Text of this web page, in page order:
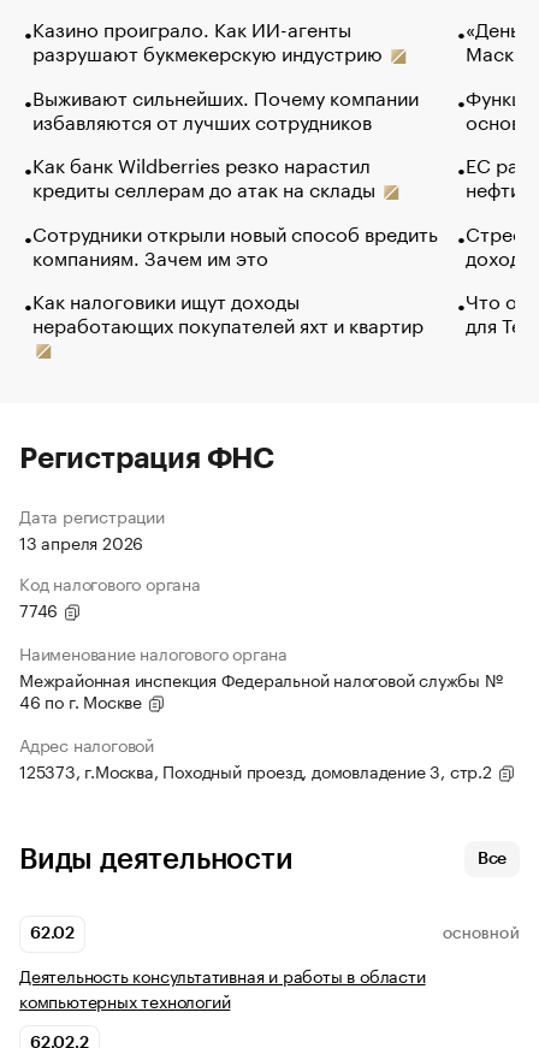
Казино проиграло. Как ИИ-агенты
разрушают букмекерскую индустрию
Выживают сильнейших. Почему компании
избавляются от лучших сотрудников
Как банк Wildberries резко нарастил
кредиты селлерам до атак на склады
Сотрудники открыли новый способ вредить
компаниям. Зачем им это
Как налоговики ищут доходы
неработающих покупателей яхт и квартир
Маск в
основ
ЕС
нефти
Что
для
Регистрация ФНС
Дата регистрации
13 апреля 2026
Код налогового органа
7746
Наименование налогового органа
Межрайонная инспекция Федеральной налоговой службы №
46 по г. Москве
Адрес налоговой
125373, г.Москва, Походный проезд, домовладение 3, стр.2
Виды деятельности Все
62.02 ОСНОВНОЙ
Деятельность консультативная и работы в области
компьютерных технологий
62.02.2